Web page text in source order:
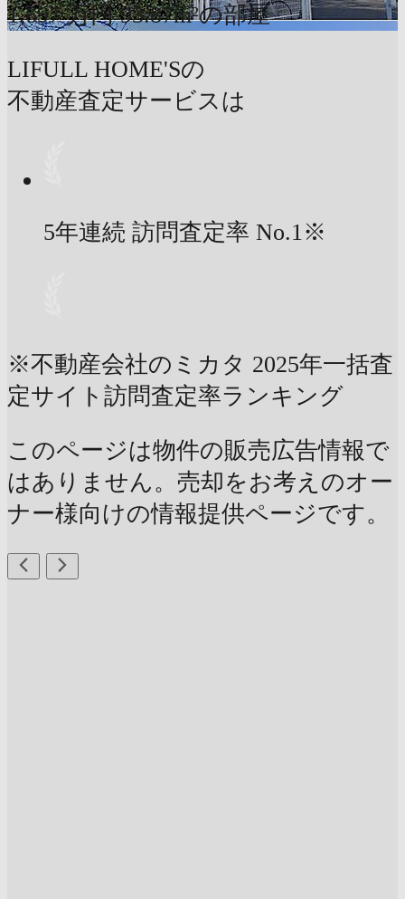
1,697 万円 93.87m²の部屋
LIFULL HOME'Sの
不動産査定サービスは
5年連続 訪問査定率 No.1※
※不動産会社のミカタ 2025年一括査
定サイト訪問査定率ランキング
このページは物件の販売広告情報で
はありません。売却をお考えのオー
ナー様向けの情報提供ページです。